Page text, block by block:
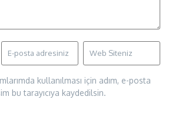
kullanılması için adım, e-posta
bu tarayıcıya kaydedilsin.